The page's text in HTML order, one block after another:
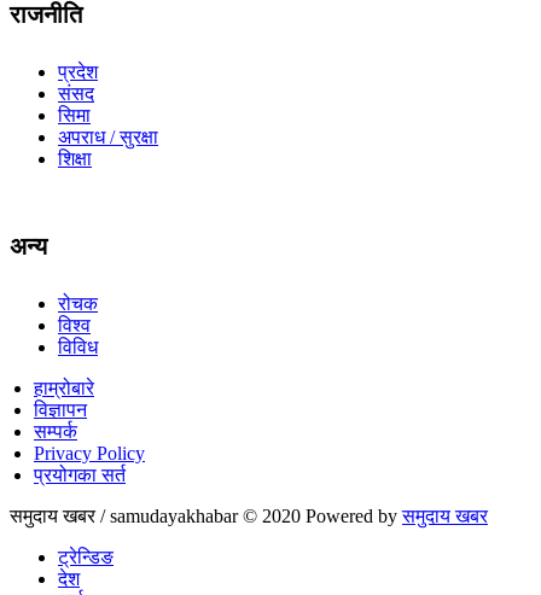
राजनीति
प्रदेश
संसद
सिमा
अपराध / सुरक्षा
शिक्षा
अन्य
रोचक
विश्व
विविध
हाम्रोबारे
विज्ञापन
सम्पर्क
Privacy Policy
प्रयोगका सर्त
समुदाय खबर / samudayakhabar © 2020 Powered byसमुदाय खबर
ट्रेन्डिङ
देश